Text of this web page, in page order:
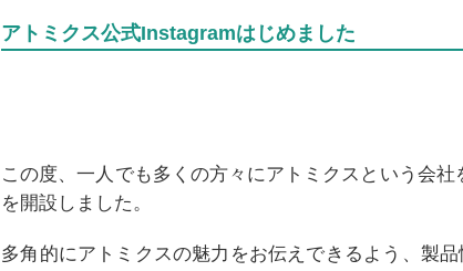
アトミクス公式Instagramはじめました
この度、一人でも多くの方々にアトミクスという会
を開設しました。
多角的にアトミクスの魅力をお伝えできるよう、製